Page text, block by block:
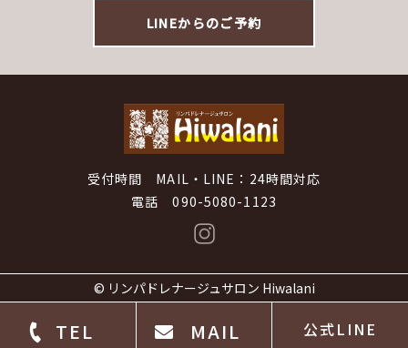
LINEからのご予約
TEL MAIL 公式LINE
受付時間 MAIL・LINE：24時間対応
電話 090-5080-1123
© リンパドレナージュサロン Hiwalani